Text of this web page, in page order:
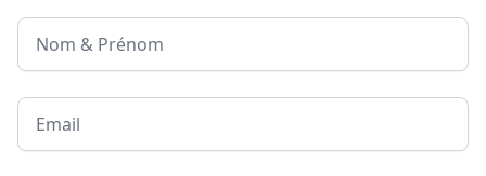
Nom & Prénom
Email